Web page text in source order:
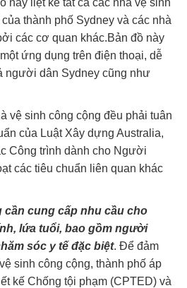
thành phố Sydney và các nhà
các cơ quan khác.Bản đồ này
ứng dụng trên điện thoại, dễ
người dân Sydney cũng như
vệ sinh công cộng đều phải tuân
của Luật Xây dựng Australia,
Công trình dành cho Người
các tiêu chuẩn liên quan khác
cần cung cấp nhu cầu cho
lứa tuổi, bao gồm người
sóc y tế đặc biệt. Để đảm
sinh công cộng, thành phố áp
kế Chống tội phạm (CPTED) và